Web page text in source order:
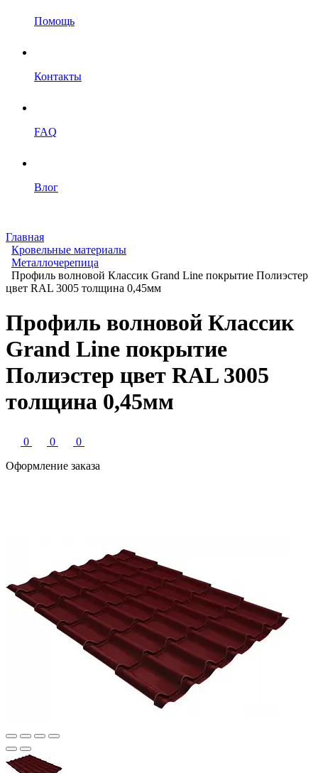
Помощь
Контакты
FAQ
Влог
Главная
Кровельные материалы
Металлочерепица
Профиль волновой Классик Grand Line покрытие Полиэстер
цвет RAL 3005 толщина 0,45мм
Профиль волновой Классик
Grand Line покрытие
Полиэстер цвет RAL 3005
толщина 0,45мм
0 0
0
Оформление заказа